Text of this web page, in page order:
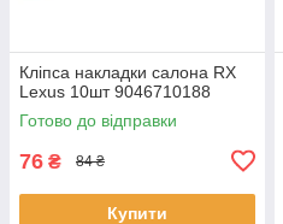
Кліпса накладки салона RX
Lexus 10шт 9046710188
Готово до відправки
76 ₴ 84 ₴
Купити